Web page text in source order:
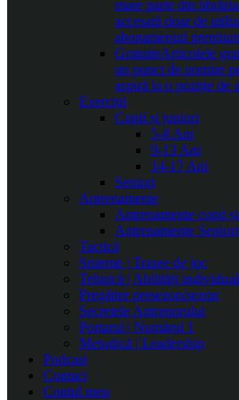
mare parte din
accesată doar de
abonamentul
GratuiteArticolele
un punct de pornire
aspiră la o poziție de
Exerciții
Copii și juniori
5-8 Ani
9-13 Ani
14-17 Ani
Seniori
Antrenamente
Antrenamente copii
Antrenamente Seniori
Tactică
Sisteme | Trasee de joc
Tehnică | Abilități
Pregătire presezon/sezon
Secretele Antrenorului
Portarul | Numărul 1
Metodică | Leadership
Podcast
Contact
Contul meu